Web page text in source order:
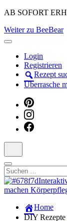
Skip
content
(Press
AB SOFORT
Weiter zu BeeBear
Login
Registrieren
Rezept
Überrasche
Suchen
nach:
Dein persönlicher
Home
DIY Rezepte